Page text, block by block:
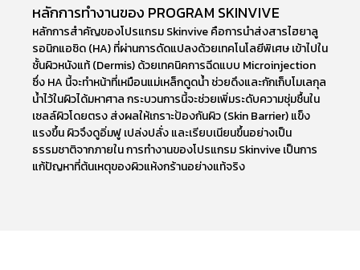
หลักการทำงานของ PROGRAM SKINVIVE
หลักการสำคัญของโปรแกรมSkinviveคือการนำส่งสารไฮยาลู
รอนิกแอซิด (HA) ที่ผ่านการดัดแปลงด้วยเทคโนโลยีพิเศษ เข้าไปใน
ชั้นผิวหนังแท้ (Dermis) ด้วยเทคนิคการฉีดแบบ Microinjection
ซึ่ง HA นี้จะทำหน้าที่เหมือนแม่เหล็กดูดน้ำ ช่วยดึงและกักเก็บโมเลกุล
น้ำไว้ในผิวได้มหาศาล กระบวนการนี้จะช่วยเพิ่มระดับความชุ่มชื้นใน
เซลล์ผิวโดยตรง ส่งผลให้เกราะป้องกันผิว (Skin Barrier) แข็ง
แรงขึ้น ผิวจึงดูอิ่มฟู เปล่งปลั่ง และเรียบเนียนขึ้นอย่างเป็น
ธรรมชาติจากภายใน การทำงานของโปรแกรมSkinviveเป็นการ
แก้ปัญหาที่ต้นเหตุของผิวแห้งกร้านอย่างแท้จริง